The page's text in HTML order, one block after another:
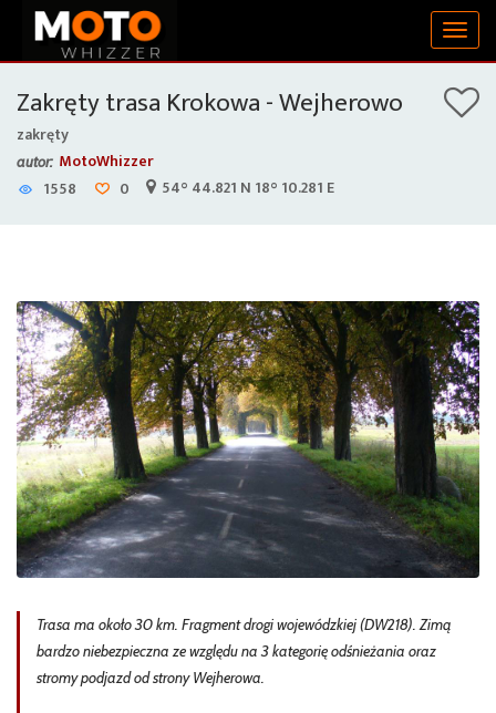
Zakręty trasa Krokowa - Wejherowo
zakręty
autor: MotoWhizzer
1558
0 54° 44.821 N 18° 10.281 E
Trasa ma około 30 km. Fragment drogi wojewódzkiej (DW218). Zimą
bardzo niebezpieczna ze względu na 3 kategorię odśnieżania oraz
stromy podjazd od strony Wejherowa.